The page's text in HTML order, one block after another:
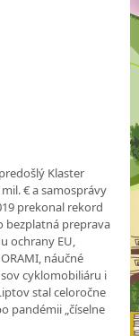
Klaster
€ a samosprávy
prekonal rekord
bezplatná preprava
ochrany EU,
náučné
cyklomobiliáru i
stal celoročne
pandémii „číselne